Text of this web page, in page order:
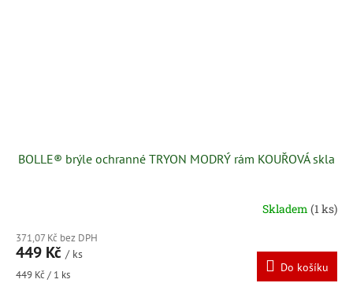
BOLLE® brýle ochranné TRYON MODRÝ rám KOUŘOVÁ skla
Skladem (1 ks)
371,07 Kč bez DPH
449 Kč / ks
Měrná
449 Kč / 1 ks
Do košíku